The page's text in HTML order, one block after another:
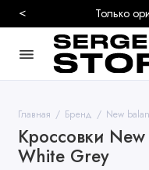
<
Главная Бренд New
Кроссовки
White Grey